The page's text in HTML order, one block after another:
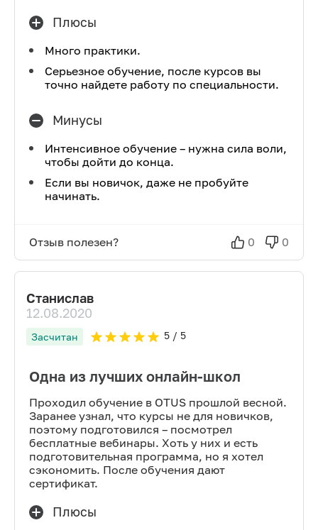
Плюсы
Много практики.
Серьезное обучение, после курсов вы
точно найдете работу по специальности.
Минусы
Интенсивное обучение – нужна сила воли,
чтобы дойти до конца.
Если вы новичок, даже не пробуйте
начинать.
Отзыв полезен? 0 0
Станислав
12.08.2020
Засчитан 5/ 5
Одна из лучших онлайн-школ
Проходил обучение в OTUS прошлой весной.
Заранее узнал, что курсы не для новичков,
поэтому подготовился – посмотрел
бесплатные вебинары. Хоть у них и есть
подготовительная программа, но я хотел
сэкономить. После обучения дают
сертификат.
Плюсы